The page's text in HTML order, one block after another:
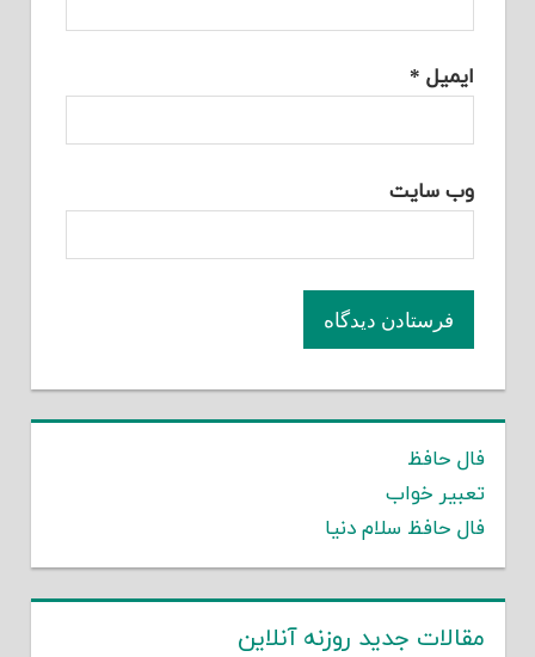
ایمیل *
وب‌ سایت
فال حافظ
تعبیر خواب
فال حافظ سلام دنیا
مقالات جدید روزنه آنلاین